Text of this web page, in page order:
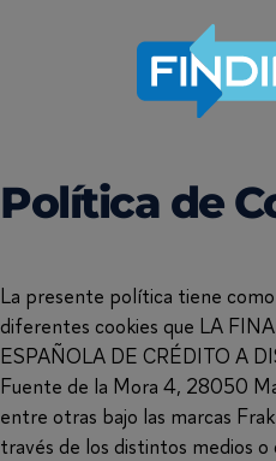
Política de
La presente política tiene
diferentes cookies que LA
ESPAÑOLA DE CRÉDITO A
Fuente de la Mora 4, 28050
entre otras bajo las marcas
través de los distintos medios o